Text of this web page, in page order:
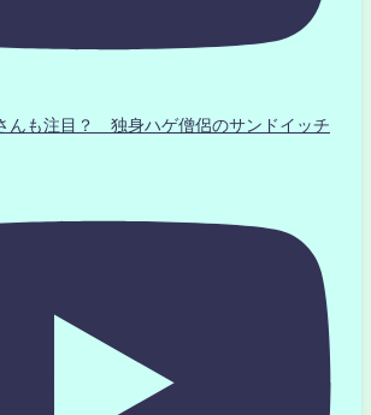
んも注目？ 独身ハゲ僧侶のサンドイッチ